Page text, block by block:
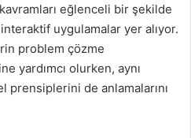
eğlenceli bir şekilde
uygulamalar yer alıyor.
problem çözme
yardımcı olurken, aynı
prensiplerini de anlamalarını